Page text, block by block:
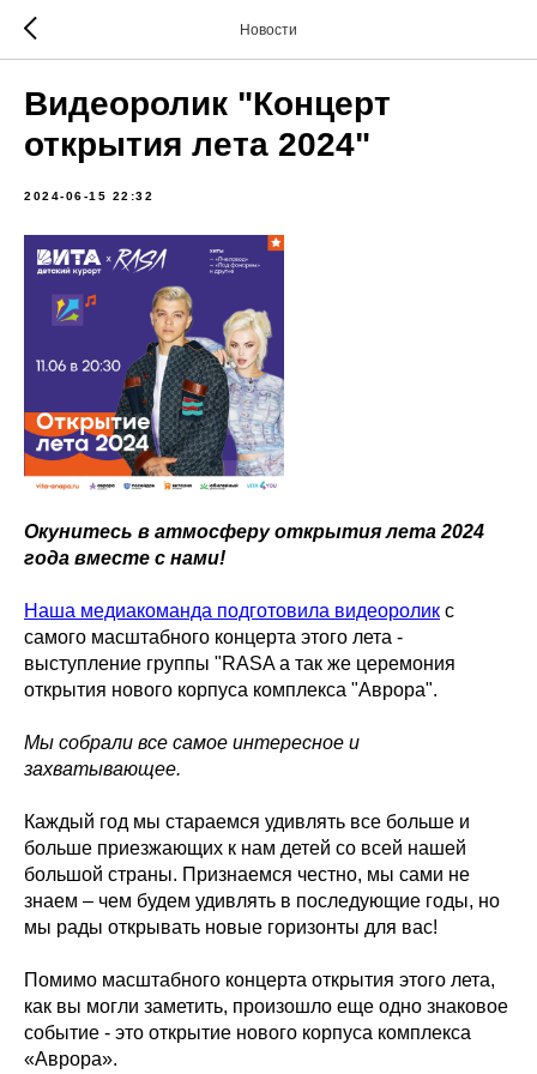
Новости
Видеоролик "Концерт
открытия лета 2024"
2024-06-15 22:32
Окунитесь в атмосферу открытия лета 2024
года вместе с нами!
Наша медиакоманда подготовила видеоролик с
самого масштабного концерта этого лета -
выступление группы "RASA а так же церемония
открытия нового корпуса комплекса "Аврора".
Мы собрали все самое интересное и
захватывающее.
Каждый год мы стараемся удивлять все больше и
больше приезжающих к нам детей со всей нашей
большой страны. Признаемся честно, мы сами не
знаем – чем будем удивлять в последующие годы, но
мы рады открывать новые горизонты для вас!
Помимо масштабного концерта открытия этого лета,
как вы могли заметить, произошло еще одно знаковое
событие - это открытие нового корпуса комплекса
«Аврора».